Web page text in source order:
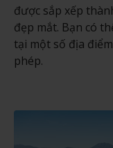
được sắp xếp
đẹp mắt. Bạn có
tại một số địa
phép.